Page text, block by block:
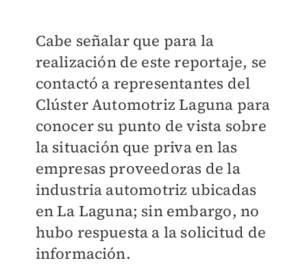
Cabe señalar que para la
realización de este reportaje, se
contactó a representantes del
Clúster Automotriz Laguna para
conocer su punto de vista sobre
la situación que priva en las
empresas proveedoras de la
industria automotriz ubicadas
en La Laguna; sin embargo, no
hubo respuesta a la solicitud de
información.